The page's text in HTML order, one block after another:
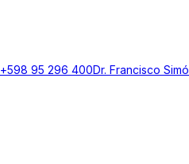
+598 95 296 400Dr. Francisco